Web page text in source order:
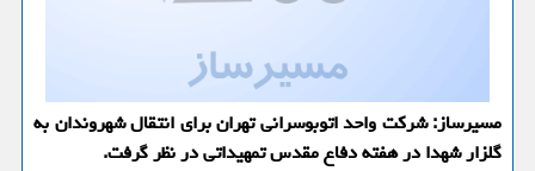
مسیرساز: شركت واحد اتوبوسرانی تهران برای انتقال شهروندان به
گلزار شهدا در هفته دفاع مقدس تمهیداتی در نظر گرفت.